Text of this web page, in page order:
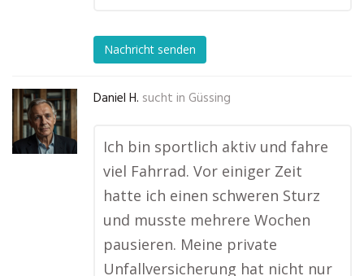
Nachricht senden
Daniel H. sucht in Güssing
Ich bin sportlich aktiv und fahre
viel Fahrrad. Vor einiger Zeit
hatte ich einen schweren Sturz
und musste mehrere Wochen
pausieren. Meine private
Unfallversicherung hat nicht nur